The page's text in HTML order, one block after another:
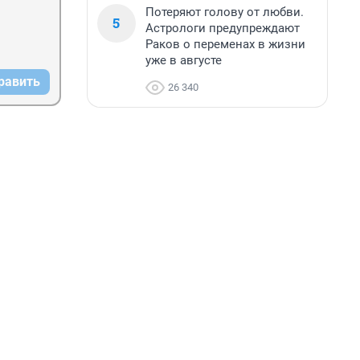
5
Потеряют голову от любви.
Астрологи предупреждают
Раков о переменах в жизни
уже в августе
26 340